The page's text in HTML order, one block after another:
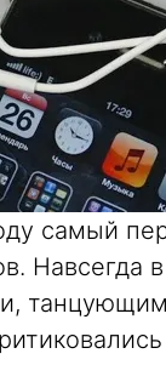
самый
Навсегда